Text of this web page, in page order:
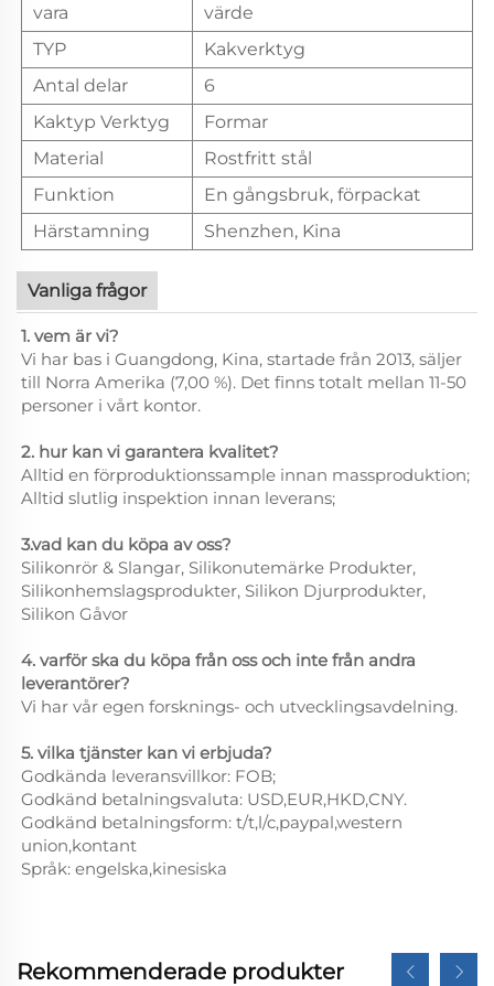
vara
värde
TYP
Kakverktyg
Antal delar
6
Kaktyp Verktyg
Formar
Material
Rostfritt stål
Funktion
En gångsbruk, förpackat
Härstamning
Shenzhen, Kina
Vanliga frågor
1. vem är vi?
Vi har bas i Guangdong, Kina, startade från 2013, säljer
till Norra Amerika (7,00 %). Det finns totalt mellan 11-50
personer i vårt kontor.
2. hur kan vi garantera kvalitet?
Alltid en förproduktionssample innan massproduktion;
Alltid slutlig inspektion innan leverans;
3.vad kan du köpa av oss?
Silikonrör & Slangar, Silikonutemärke Produkter,
Silikonhemslagsprodukter, Silikon Djurprodukter,
Silikon Gåvor
4. varför ska du köpa från oss och inte från andra
leverantörer?
Vi har vår egen forsknings- och utvecklingsavdelning.
5. vilka tjänster kan vi erbjuda?
Godkända leveransvillkor: FOB;
Godkänd betalningsvaluta: USD,EUR,HKD,CNY.
Godkänd betalningsform: t/t,l/c,paypal,western
union,kontant
Språk: engelska,kinesiska
Rekommenderade produkter